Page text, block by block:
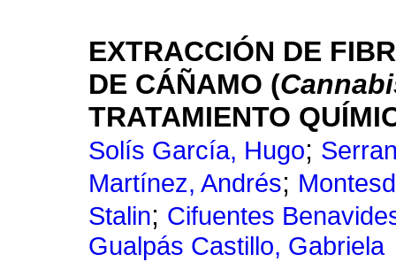
EXTRACCIÓN DE
DE CÁÑAMO (
TRATAMIENTO
Solís García, Hugo;
Martínez, Andrés;
Stalin; Cifuentes
Gualpás Castillo, Gabriela